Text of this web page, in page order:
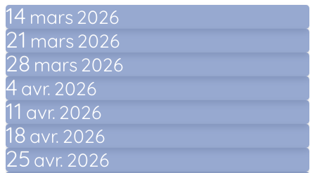
14 mars 2026
21 mars2026
28 mars2026
4 avr. 2026
11 avr. 2026
18 avr. 2026
25 avr. 2026